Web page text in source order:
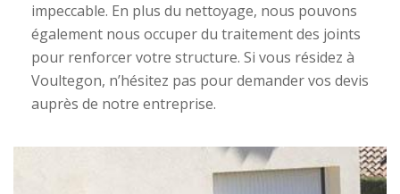
impeccable. En plus du nettoyage, nous pouvons
également nous occuper du traitement des joints
pour renforcer votre structure. Si vous résidez à
Voultegon, n’hésitez pas pour demander vos devis
auprès de notre entreprise.